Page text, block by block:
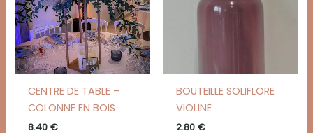
CENTRE DE TABLE –
COLONNE EN BOIS
8.40 €
BOUTEILLE SOLIFLORE
VIOLINE
2.80 €